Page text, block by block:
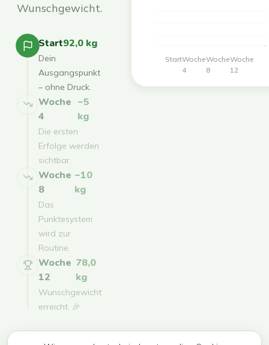
Wunschgewicht.
Start92,0 kg
Dein
Ausgangspunkt
– ohne Druck.
Woche
4
−5
kg
Die ersten
Erfolge werden
sichtbar.
Woche
8
−10
kg
Das
Punktesystem
wird zur
Routine.
Woche
12
78,0
kg
Wunschgewicht
erreicht. 🎉
StartWoche
4
Woche
8
Woche
12